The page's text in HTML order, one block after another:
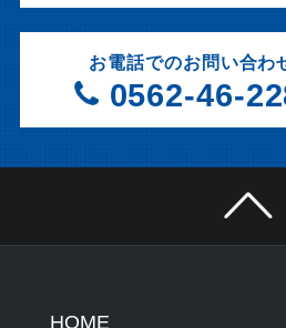
お電話でのお問い合わ
0562-46-
HOME